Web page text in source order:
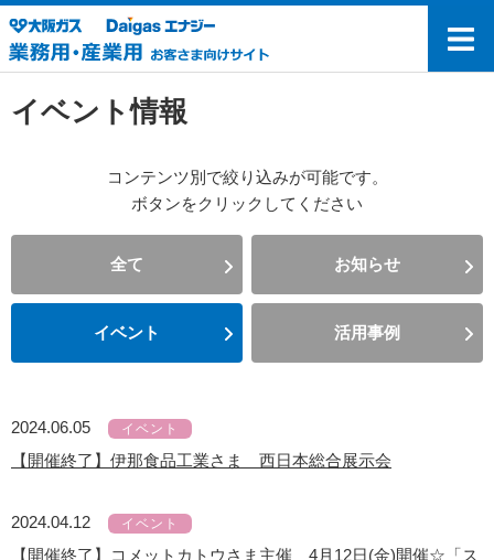
イベント情報
コンテンツ別で絞り込みが可能です。
ボタンをクリックしてください
全て お知らせ
イベント 活用事例
2024.06.05 イベント
【開催終了】伊那食品工業さま 西日本総合展示会
2024.04.12 イベント
【開催終了】コメットカトウさま主催 4月12日(金)開催☆「ス